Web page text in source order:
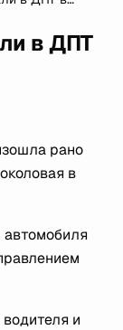
в ДПТ
рано
в
и